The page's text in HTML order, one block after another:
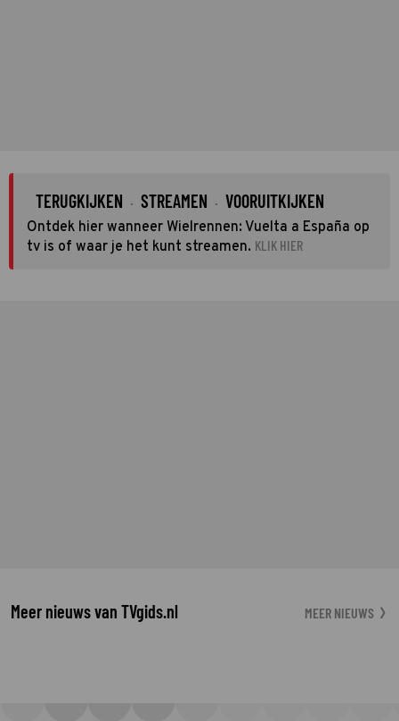
TERUGKIJKEN · STREAMEN · VOORUITKIJKEN
Ontdek hier wanneer Wielrennen: Vuelta a España op
tv is of waar je het kunt streamen. KLIK HIER
Meer nieuws van TVgids.nl MEER NIEUWS